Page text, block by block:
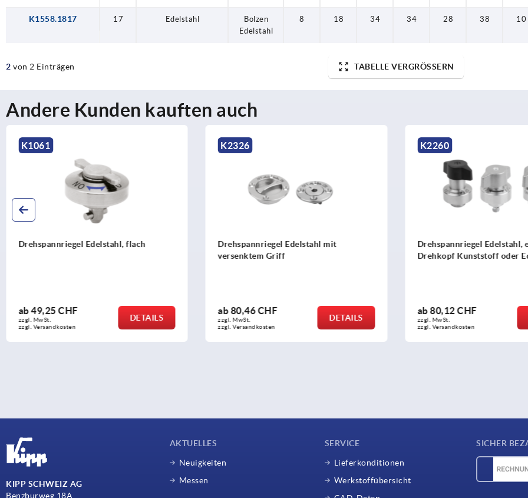
K1558.1817 17 Edelstahl
Bolzen
Edelstahl
8 18 34 34 28 38 10
2 von 2 Einträgen TABELLE VERGRÖSSERN
Andere Kunden kauften auch
K1061
Drehspannriegel Edelstahl, flach
ab49,25 CHF
zzgl. MwSt.
zzgl. Versandkosten
DETAILS
K2326
Drehspannriegel Edelstahl mit
versenktem Griff
ab80,46 CHF
zzgl. MwSt.
zzgl. Versandkosten
DETAILS
K2260
Drehspannriegel Edelstahl,
Drehkopf Kunststoff oder
ab80,12 CHF
zzgl. MwSt.
zzgl. Versandkosten
KIPP SCHWEIZ AG
Benzburweg 18A
AKTUELLES
Neuigkeiten
Messen
SERVICE
Lieferkonditionen
Werkstoffübersicht
SICHER